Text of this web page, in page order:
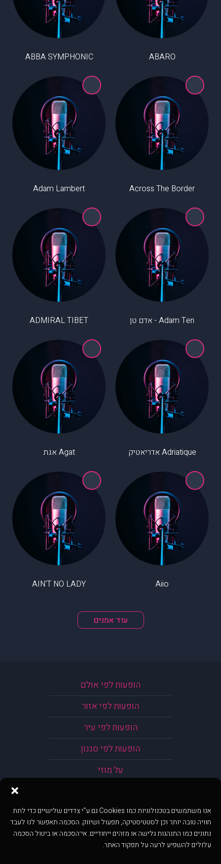
אנו משתמשים בטכנולוגיות כמו Cookies גם ע"י צדדים שלישיים כדי לתת
חוויה טובה יותר וכן לסטטיסטיקה, תפעול ושיווק. הסכמה תאפשר לנו לעבד
נתונים כמו התנהגות גלישה או מזהים ייחודיים. אי־הסכמה או ביטול הסכמה
עלולים להשפיע לרעה על תפקוד האתר.
ABARO
ABBA SYMPHONIC
Across The Border
Adam Lambert
Adam Ten - אדם טן ADMIRAL TIBET
Adriatique אדריאטיק Agat אגת
Aiio
AIN'T NO LADY
עוד אמנים
הופעות לפי אולם
הופעות לפי אזור
הופעות לפי עיר
הופעות לפי סגנון
על מוזי